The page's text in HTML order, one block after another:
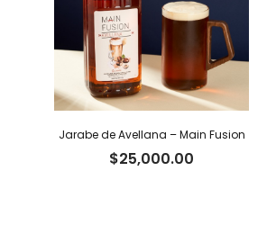
Jarabe de Avellana – Main Fusion
$25,000.00